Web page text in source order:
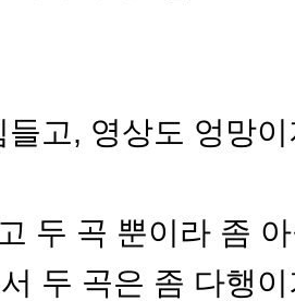
들고, 영상도 엉망
두 곡 뿐이라 좀
두 곡은 좀 다행